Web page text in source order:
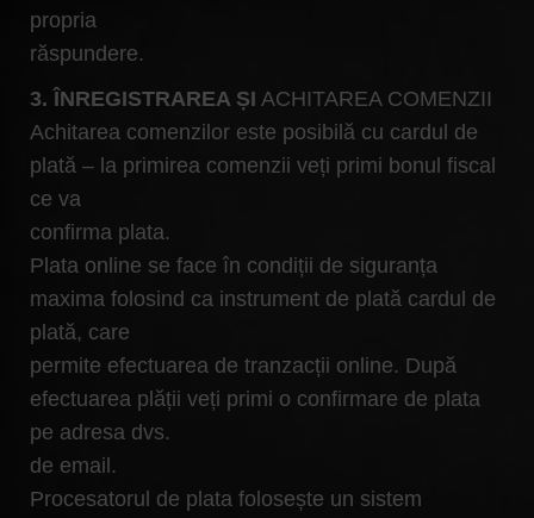
propria
răspundere.
3. ÎNREGISTRAREA ȘI ACHITAREA COMENZII
Achitarea comenzilor este posibilă cu cardul de
plată – la primirea comenzii veți primi bonul fiscal
ce va
confirma plata.
Plata online se face în condiții de siguranța
maxima folosind ca instrument de plată cardul de
plată, care
permite efectuarea de tranzacții online. După
efectuarea plății veți primi o confirmare de plata
pe adresa dvs.
de email.
Procesatorul de plata folosește un sistem